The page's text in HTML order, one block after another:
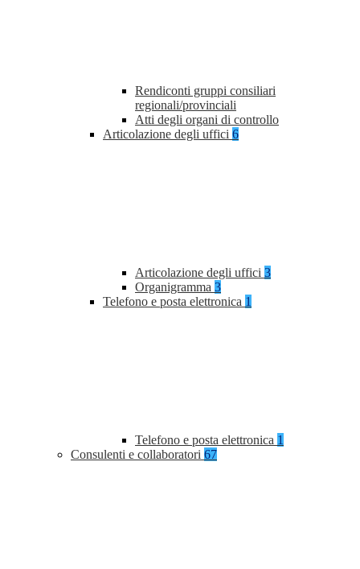
Rendiconti gruppi consiliari
regionali/provinciali
Atti degli organi di controllo
Articolazione degli uffici 6
Articolazione degli uffici 3
Organigramma 3
Telefono e posta elettronica 1
Telefono e posta elettronica 1
Consulenti e collaboratori 67